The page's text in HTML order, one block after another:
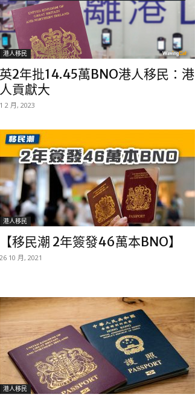
港人移民
英2年批14.45萬BNO港人移民：港
人貢獻大
1 2 月, 2023
港人移民
【移民潮 2年簽發46萬本BNO】
26 10 月, 2021
港人移民